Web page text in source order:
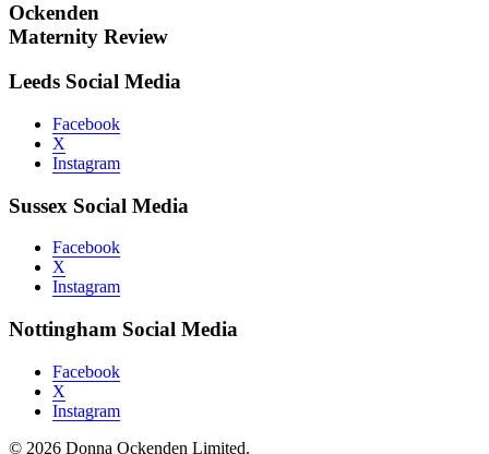
Ockenden
Maternity Review
Leeds Social Media
Facebook
X
Instagram
Sussex Social Media
Facebook
X
Instagram
Nottingham Social Media
Facebook
X
Instagram
© 2026 Donna Ockenden Limited.